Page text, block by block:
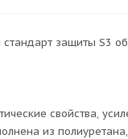
стандарт защиты
свойства,
из